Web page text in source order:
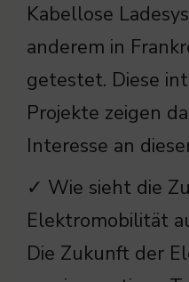
Kabellose
anderem in
getestet. Diese
Projekte zeigen
Interesse an
✓ Wie sieht die
Elektromobilität
Die Zukunft der